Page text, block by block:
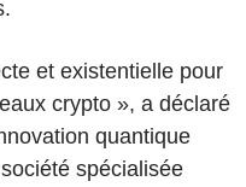
et existentielle pour
crypto », a déclaré
quantique
spécialisée